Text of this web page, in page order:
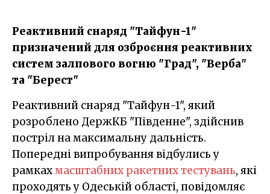
Реактивний снаряд "Тайфун-1"
призначений для озброєння реактивних
систем залпового вогню "Град", "Верба"
та "Берест"
Реактивний снаряд "Тайфун-1", який
розроблено ДержКБ "Південне", здійснив
постріл на максимальну дальність.
Попередні випробування відбулись у
рамкахмасштабних ракетних тестувань, які
проходять у Одеській області, повідомляє